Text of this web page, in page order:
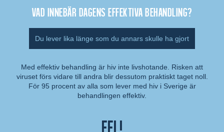
Vad innebär dagens effektiva behandling?
Du lever lika länge som du annars skulle ha gjort
Kommentar:
Med effektiv behandling är hiv inte livshotande. Risken att
viruset förs vidare till andra blir dessutom praktiskt taget noll.
För 95 procent av alla som lever med hiv i Sverige är
behandlingen effektiv.
Fel!